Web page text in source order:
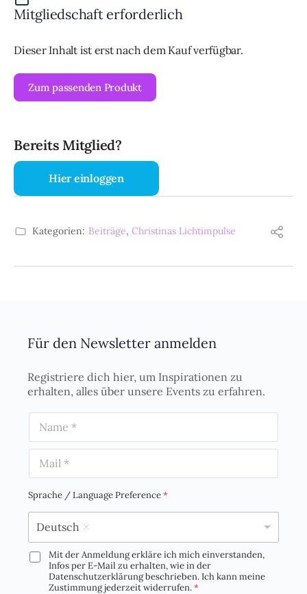
Mitgliedschaft erforderlich
Dieser Inhalt ist erst nach dem Kauf verfügbar.
Zum passenden Produkt
Bereits Mitglied?
Hier einloggen
Kategorien: Beiträge, Christinas Lichtimpulse
Für den Newsletter anmelden
Registriere dich hier, um Inspirationen zu
erhalten, alles über unsere Events zu erfahren.
m
a
iSprache / Language Preference*
Deutsch
D
Mit der Anmeldung erkläre ich mich einverstanden,
Infos per E-Mail zu erhalten, wie in der
Datenschutzerklärung beschrieben. Ich kann meine
Zustimmung jederzeit widerrufen.*